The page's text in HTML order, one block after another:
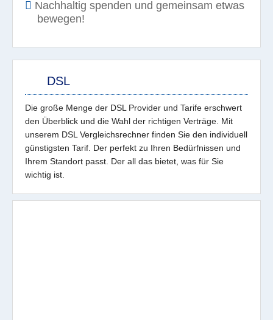
Nachhaltig spenden und gemeinsam etwas
bewegen!
DSL
Die große Menge der DSL Provider und Tarife erschwert
den Überblick und die Wahl der richtigen Verträge. Mit
unserem DSL Vergleichsrechner finden Sie den individuell
günstigsten Tarif. Der perfekt zu Ihren Bedürfnissen und
Ihrem Standort passt. Der all das bietet, was für Sie
wichtig ist.